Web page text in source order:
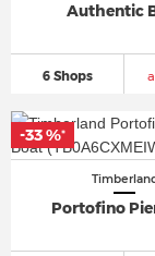
Authentic
6 Shops
Timberland
Portofino
-33 %*